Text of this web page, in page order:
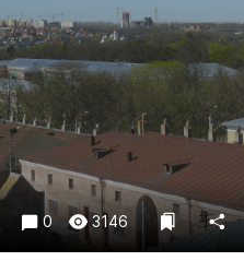
Праздники
Происшествия
Спорт
Экономика и
ПРОЕКТЫ
Блоги
Издания
0 3146